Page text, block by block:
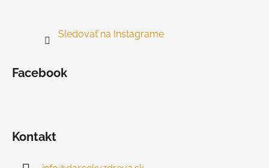
Sledovať na Instagrame
Facebook
Kontakt